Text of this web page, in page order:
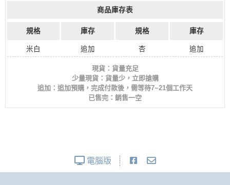
商品庫存表
規格 庫存 規格 庫存
米白 追加 杏 追加
現貨：貨量充足
少量現貨：貨量少，立即搶購
追加：追加預購，完成付款後，需等待7~21個工作天
已售完：銷售一空
電腦版